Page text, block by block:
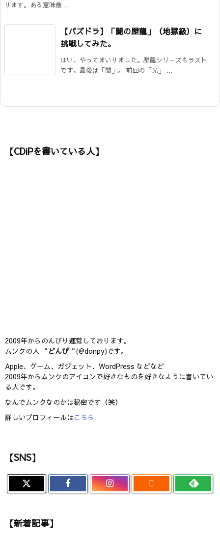
ります。ある意味最 ...
【パズドラ】「闇の歴龍」（地獄級）に
挑戦してみた。
はい、やってまいりました。歴龍シリーズもラスト
です。最後は「闇」。 前回の「光」 ...
【CDiPを書いている人】
2009年からのんびり運営しております。
ムンクの人 “ どんぴ“(@donpy)です。
Apple、ゲーム、ガジェット、WordPress などなど
2009年からムンクのアイコンで好きなものを好きなように書いてい
る人です。
なんでムンクなのかは秘密です（笑）
詳しいプロフィールはこちら
【SNS】

【新着記事】